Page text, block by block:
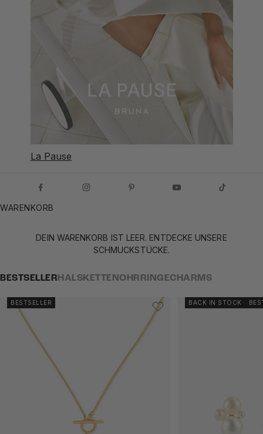
La Pause
WARENKORB
DEIN WARENKORB IST LEER. ENTDECKE UNSERE
SCHMUCKSTÜCKE.
BESTSELLER HALSKETTEN OHRRINGECHARMS
BESTSELLER BACK IN STOCK